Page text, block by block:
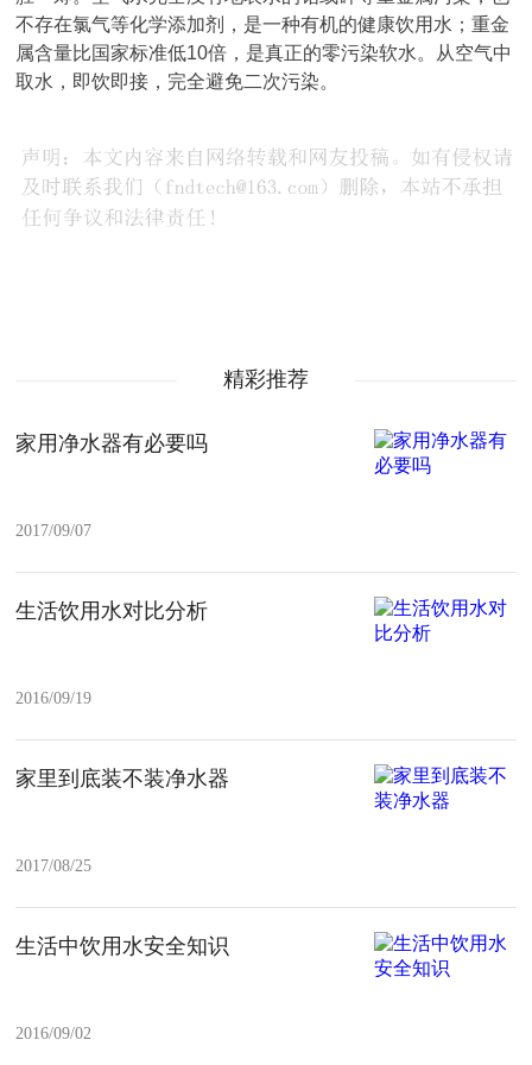
不存在氯气等化学添加剂，是一种有机的健康饮用水；重金
属含量比国家标准低10倍，是真正的零污染软水。从空气中
取水，即饮即接，完全避免二次污染。
精彩推荐
家用净水器有必要吗
2017/09/07
生活饮用水对比分析
2016/09/19
家里到底装不装净水器
2017/08/25
生活中饮用水安全知识
2016/09/02